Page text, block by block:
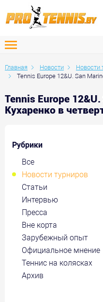
Главная Новости
Новости
Tennis Europe 12&U. San
Tennis Europe
Кухаренко в
Рубрики
Все
Новости турниров
Статьи
Интервью
Пресса
Вне корта
Зарубежный опыт
Официальное мнение
Теннис на колясках
Архив